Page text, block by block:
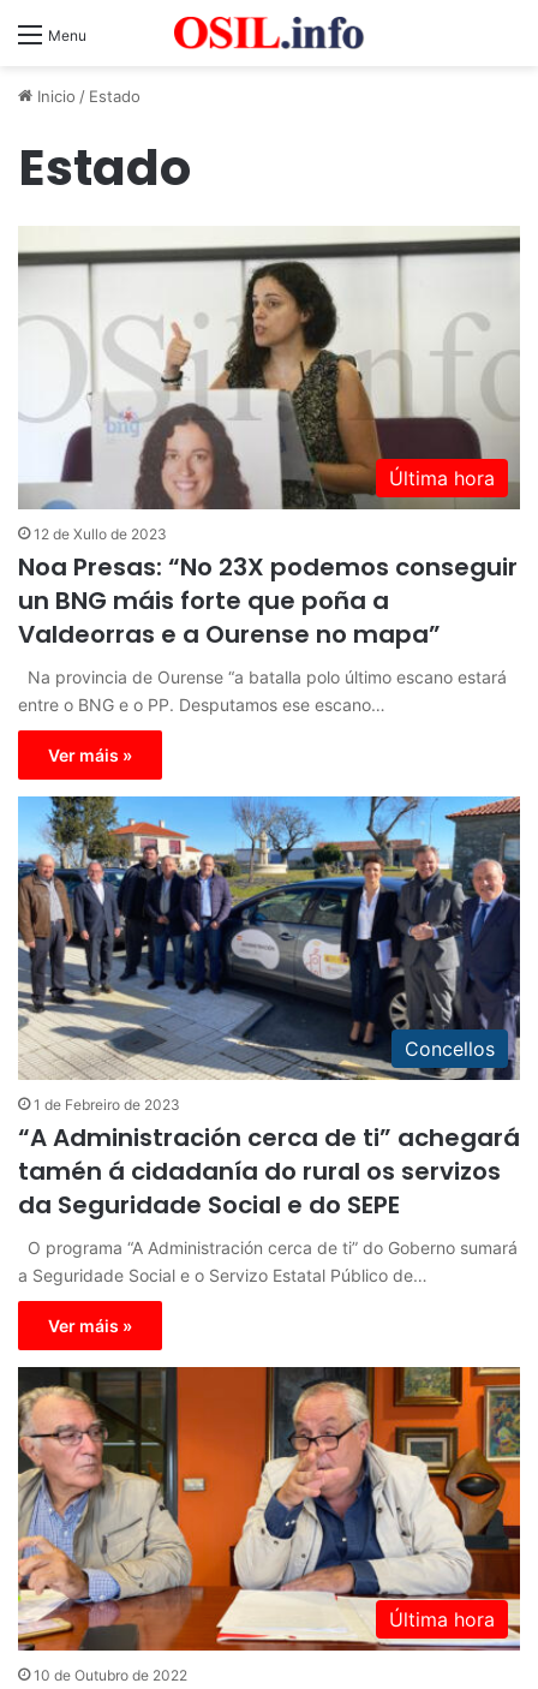
Menu
Inicio / Estado
Estado
Última hora
12 de Xullo de 2023
Noa Presas: “No 23X podemos conseguir
un BNG máis forte que poña a
Valdeorras e a Ourense no mapa”
Na provincia de Ourense “a batalla polo último escano estará
entre o BNG e o PP. Desputamos ese escano…
Ver máis »
Concellos
1 de Febreiro de 2023
“A Administración cerca de ti” achegará
tamén á cidadanía do rural os servizos
da Seguridade Social e do SEPE
O programa “A Administración cerca de ti” do Goberno sumará
a Seguridade Social e o Servizo Estatal Público de…
Ver máis »
Última hora
10 de Outubro de 2022